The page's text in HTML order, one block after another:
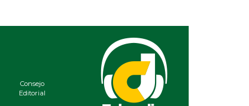
Consejo
Editorial